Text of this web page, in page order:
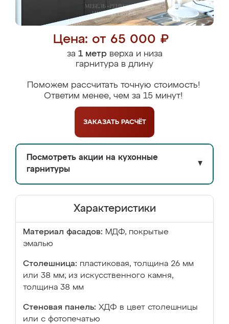
Цена: от 65 000 ₽
за 1 метрверха и низа
гарнитура в длину
Поможем рассчитать точную стоимость!
Ответим менее, чем за 15 минут!
ЗАКАЗАТЬ РАСЧЁТ
Посмотреть акции на кухонные
гарнитуры
▼
Характеристики
Материал фасадов: МДФ, покрытые
эмалью
Столешница: пластиковая, толщина 26 мм
или 38 мм; из искусственного камня,
толщина 38 мм
Стеновая панель: ХДФ в цвет столешницы
или с фотопечатью